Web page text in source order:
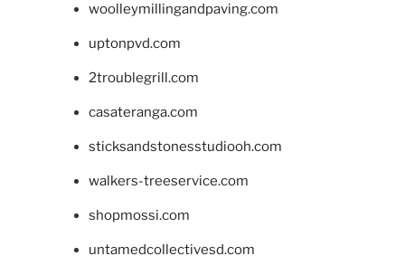
woolleymillingandpaving.com
uptonpvd.com
2troublegrill.com
casateranga.com
sticksandstonesstudiooh.com
walkers-treeservice.com
shopmossi.com
untamedcollectivesd.com